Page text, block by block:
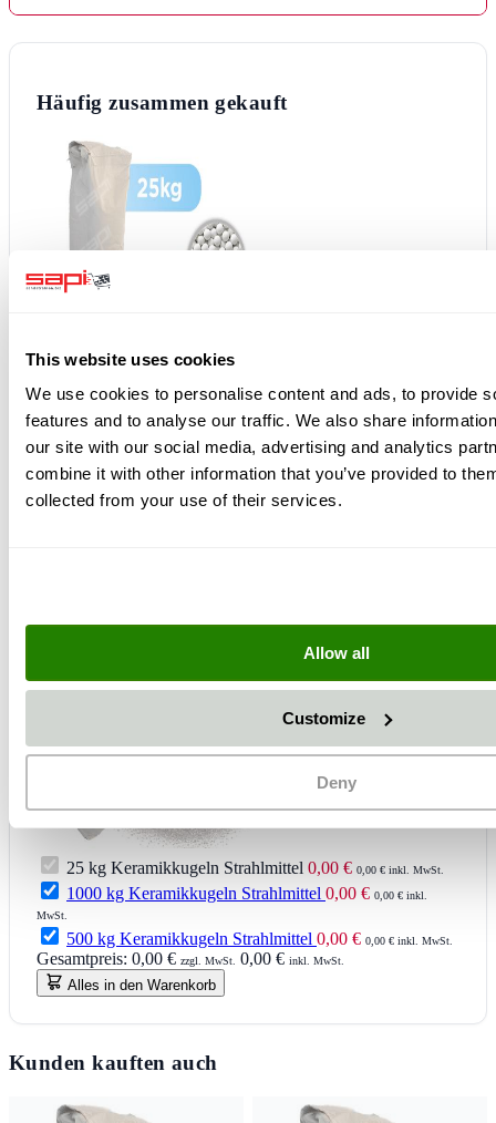
This website uses cookies
We use cookies to personalise content and ads, to provide
features and to analyse our traffic. We also share
our site with our social media, advertising and analytics
combine it with other information that you’ve provided to
collected from your use of their services.
Allow all
Customize
Deny
Häufig zusammen gekauft
+
25 kg Keramikkugeln Strahlmittel 0,00 € 0,00 € inkl. MwSt.
1000 kg Keramikkugeln Strahlmittel 0,00 € 0,00 € inkl.
MwSt.
500 kg Keramikkugeln Strahlmittel 0,00 € 0,00 € inkl. MwSt.
Gesamtpreis: 0,00 € zzgl. MwSt. 0,00 € inkl. MwSt.
Alles in den Warenkorb
Kunden kauften auch